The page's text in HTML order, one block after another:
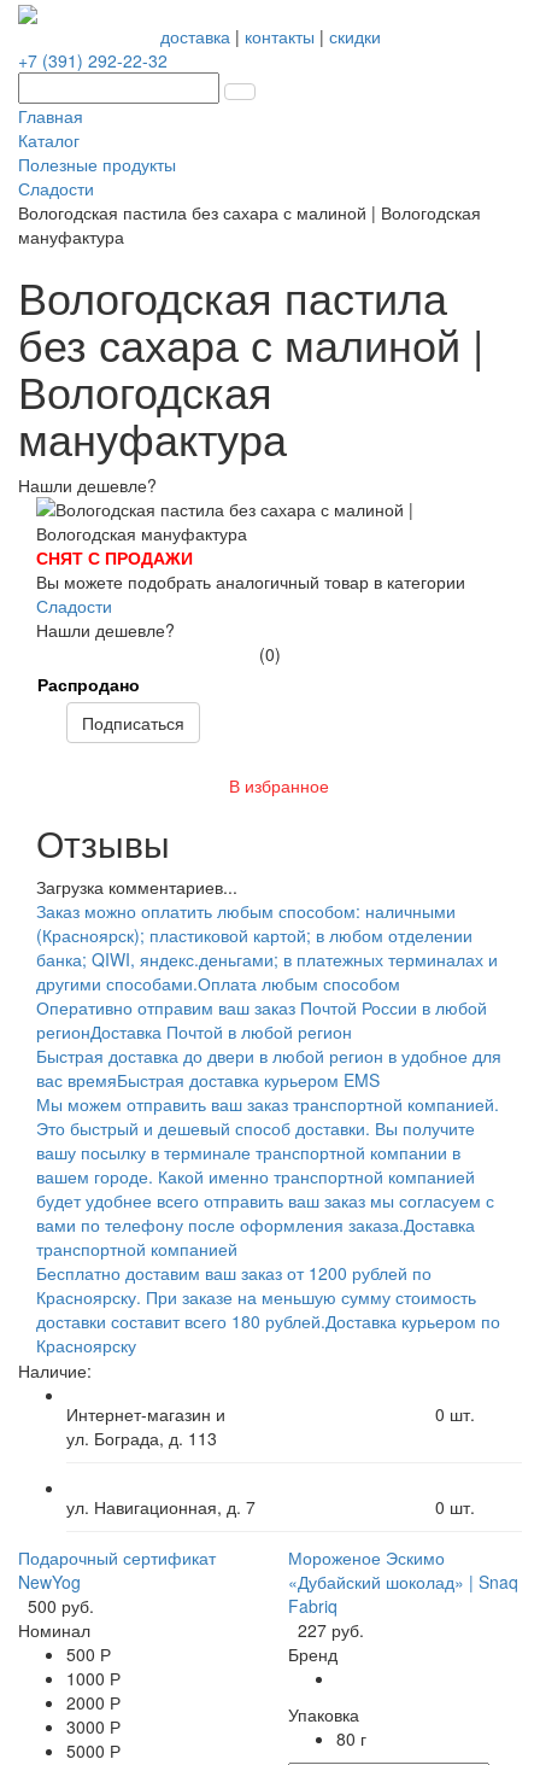
доставка| контакты | скидки
+7 (391) 292-22-32
Главная
Каталог
Полезные продукты
Сладости
Вологодская пастила без сахара с малиной | Вологодская
мануфактура
Вологодская пастила
без сахара с малиной |
Вологодская
мануфактура
Нашли дешевле?
СНЯТ С ПРОДАЖИ
Вы можете подобрать аналогичный товар в категории
Сладости
Нашли дешевле?
(0)
Распродано
Подписаться
В избранное
Отзывы
Загрузка комментариев...
Заказ можно оплатить любым способом: наличными
(Красноярск); пластиковой картой; в любом отделении
банка; QIWI, яндекс.деньгами; в платежных терминалах и
другими способами.Оплата любым способом
Оперативно отправим ваш заказ Почтой России в любой
регионДоставка Почтой в любой регион
Быстрая доставка до двери в любой регион в удобное для
вас времяБыстрая доставка курьером EMS
Мы можем отправить ваш заказ транспортной компанией.
Это быстрый и дешевый способ доставки. Вы получите
вашу посылку в терминале транспортной компании в
вашем городе. Какой именно транспортной компанией
будет удобнее всего отправить ваш заказ мы согласуем с
вами по телефону после оформления заказа.Доставка
транспортной компанией
Бесплатно доставим ваш заказ от 1200 рублей по
Красноярску. При заказе на меньшую сумму стоимость
доставки составит всего 180 рублей.Доставка курьером по
Красноярску
Наличие:
Интернет-магазин и
ул. Бограда, д. 113
0 шт.
ул. Навигационная, д. 7 0 шт.
Подарочный сертификат
NewYog
500 руб.
Номинал
500 Р
1000 Р
2000 Р
3000 Р
5000 Р
Мороженое Эскимо
«Дубайский шоколад» | Snaq
Fabriq
227 руб.
Бренд
Упаковка
80 г